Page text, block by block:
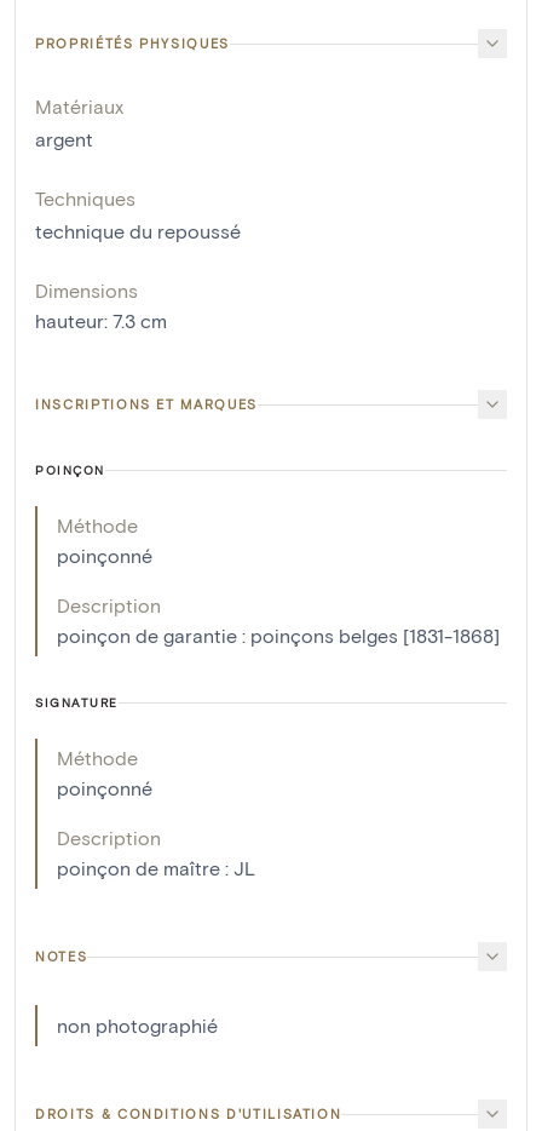
PROPRIÉTÉS PHYSIQUES
Matériaux
argent
Techniques
technique du repoussé
Dimensions
hauteur: 7.3 cm
INSCRIPTIONS ET MARQUES
POINÇON
Méthode
poinçonné
Description
poinçon de garantie : poinçons belges [1831-1868]
SIGNATURE
Méthode
poinçonné
Description
poinçon de maître : JL
NOTES
non photographié
DROITS & CONDITIONS D'UTILISATION